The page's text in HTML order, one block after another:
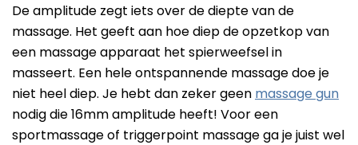
De amplitude zegt iets over de diepte van de
massage. Het geeft aan hoe diep de opzetkop van
een massage apparaat het spierweefsel in
masseert. Een hele ontspannende massage doe je
niet heel diep. Je hebt dan zeker geen massage gun
nodig die 16mm amplitude heeft! Voor een
sportmassage of triggerpoint massage ga je juist wel